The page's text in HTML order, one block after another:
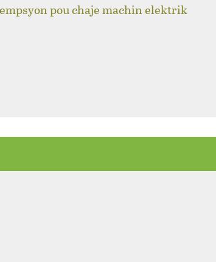
pou chaje machin elektrik